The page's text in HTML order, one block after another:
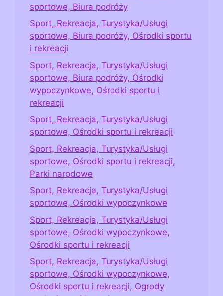
sportowe, Biura podróży
Sport, Rekreacja, Turystyka/Usługi
sportowe, Biura podróży, Ośrodki sportu
i rekreacji
Sport, Rekreacja, Turystyka/Usługi
sportowe, Biura podróży, Ośrodki
wypoczynkowe, Ośrodki sportu i
rekreacji
Sport, Rekreacja, Turystyka/Usługi
sportowe, Ośrodki sportu i rekreacji
Sport, Rekreacja, Turystyka/Usługi
sportowe, Ośrodki sportu i rekreacji,
Parki narodowe
Sport, Rekreacja, Turystyka/Usługi
sportowe, Ośrodki wypoczynkowe
Sport, Rekreacja, Turystyka/Usługi
sportowe, Ośrodki wypoczynkowe,
Ośrodki sportu i rekreacji
Sport, Rekreacja, Turystyka/Usługi
sportowe, Ośrodki wypoczynkowe,
Ośrodki sportu i rekreacji, Ogrody